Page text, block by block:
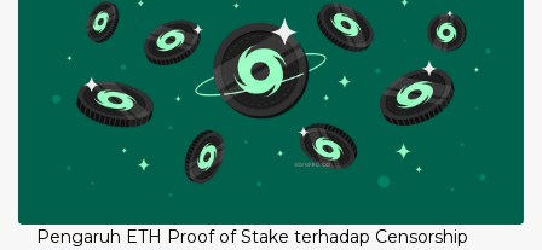
Pengaruh ETH Proof of Stake terhadap Censorship